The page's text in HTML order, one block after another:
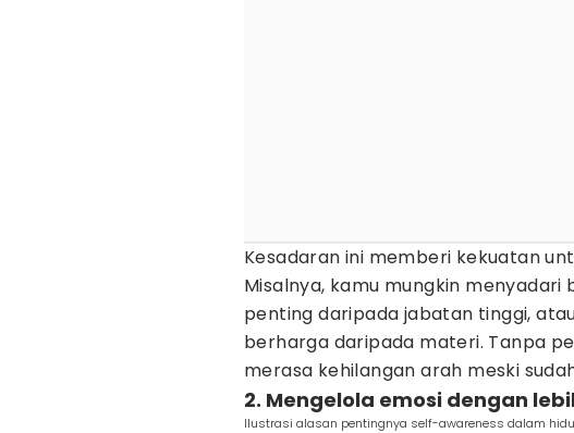
Kesadaran ini memberi kekuatan
Misalnya, kamu mungkin
penting daripada jabatan tinggi,
berharga daripada materi. Tanpa
merasa kehilangan arah meski
2. Mengelola emosi dengan
Ilustrasi alasan pentingnya self-awareness dalam